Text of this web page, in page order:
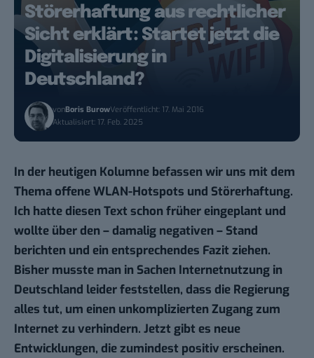
Störerhaftung aus rechtlicher
Sicht erklärt: Startet jetzt die
Digitalisierung in
Deutschland?
vonBoris BurowVeröffentlicht: 17. Mai 2016
Aktualisiert: 17. Feb. 2025
In der heutigen Kolumne befassen wir uns mit dem
Thema offene WLAN-Hotspots und Störerhaftung.
Ich hatte diesen Text schon früher eingeplant und
wollte über den – damalig negativen – Stand
berichten und ein entsprechendes Fazit ziehen.
Bisher musste man in Sachen Internetnutzung in
Deutschland leider feststellen, dass die Regierung
alles tut, um einen unkomplizierten Zugang zum
Internet zu verhindern. Jetzt gibt es neue
Entwicklungen, die zumindest positiv erscheinen.